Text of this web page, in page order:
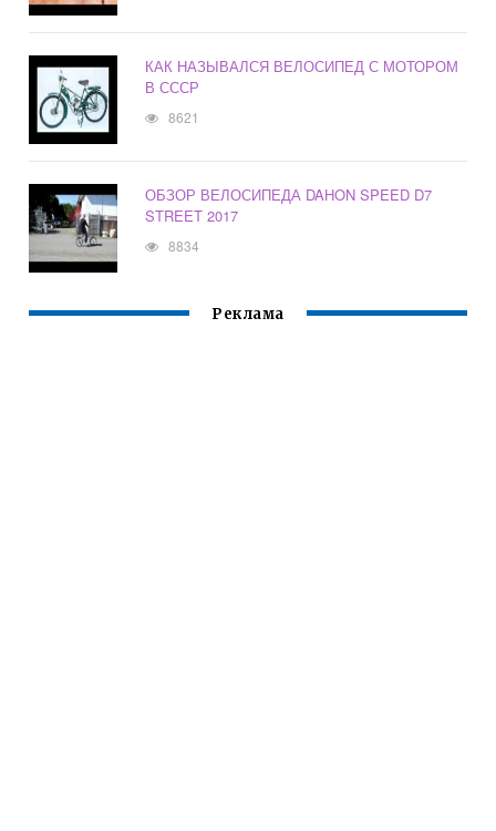
КАК НАЗЫВАЛСЯ ВЕЛОСИПЕД С МОТОРОМ
В СССР
8621
ОБЗОР ВЕЛОСИПЕДА DAHON SPEED D7
STREET 2017
8834
Реклама